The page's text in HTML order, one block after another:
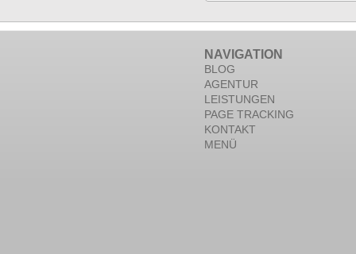
NAVIGATION
BLOG
AGENTUR
LEISTUNGEN
PAGE TRACKING
KONTAKT
MENÜ